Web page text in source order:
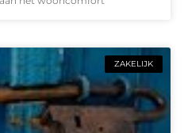
ZAKELIJK